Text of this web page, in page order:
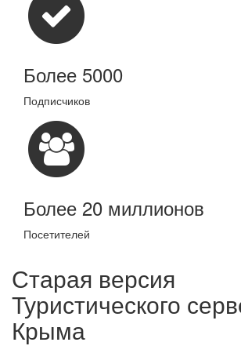
Более 5000
Подписчиков
Более 20 миллионов
Посетителей
Старая версия
Туристического
Крыма